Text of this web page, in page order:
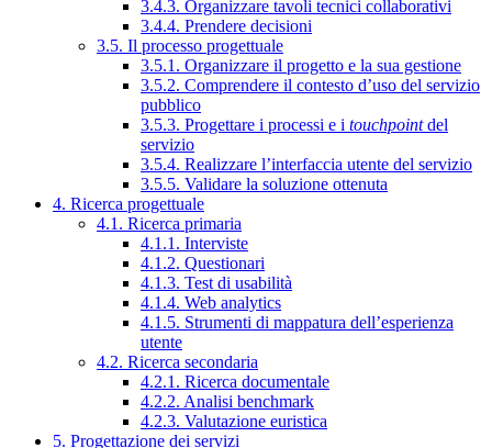
3.4.3. Organizzare tavoli tecnici collaborativi
3.4.4. Prendere decisioni
3.5. Il processo progettuale
3.5.1. Organizzare il progetto e la sua gestione
3.5.2. Comprendere il contesto d’uso del servizio
pubblico
3.5.3. Progettare i processi e i touchpointdel
servizio
3.5.4. Realizzare l’interfaccia utente del servizio
3.5.5. Validare la soluzione ottenuta
4. Ricerca progettuale
4.1. Ricerca primaria
4.1.1. Interviste
4.1.2. Questionari
4.1.3. Test di usabilità
4.1.4. Web analytics
4.1.5. Strumenti di mappatura dell’esperienza
utente
4.2. Ricerca secondaria
4.2.1. Ricerca documentale
4.2.2. Analisi benchmark
4.2.3. Valutazione euristica
5. Progettazione dei servizi